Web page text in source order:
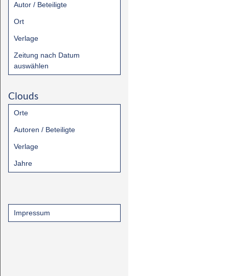
Autor / Beteiligte
Ort
Verlage
Zeitung nach Datum
auswählen
Clouds
Orte
Autoren / Beteiligte
Verlage
Jahre
Impressum